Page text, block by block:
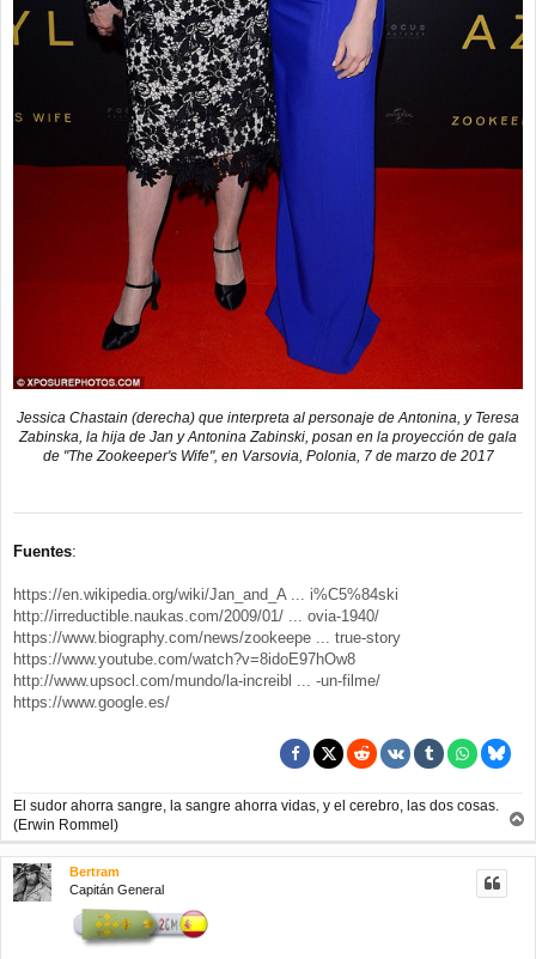
Jessica Chastain (derecha) que interpreta al personaje de Antonina, y Teresa
Zabinska, la hija de Jan y Antonina Zabinski, posan en la proyección de gala
de "The Zookeeper's Wife", en Varsovia, Polonia, 7 de marzo de 2017
Fuentes:
https://en.wikipedia.org/wiki/Jan_and_A ... i%C5%84ski
http://irreductible.naukas.com/2009/01/ ... ovia-1940/
https://www.biography.com/news/zookeepe ... true-story
https://www.youtube.com/watch?v=8idoE97hOw8
http://www.upsocl.com/mundo/la-increibl ... -un-filme/
https://www.google.es/
El sudor ahorra sangre, la sangre ahorra vidas, y el cerebro, las dos cosas.
(Erwin Rommel)
r
r
Bertram
Capitán General